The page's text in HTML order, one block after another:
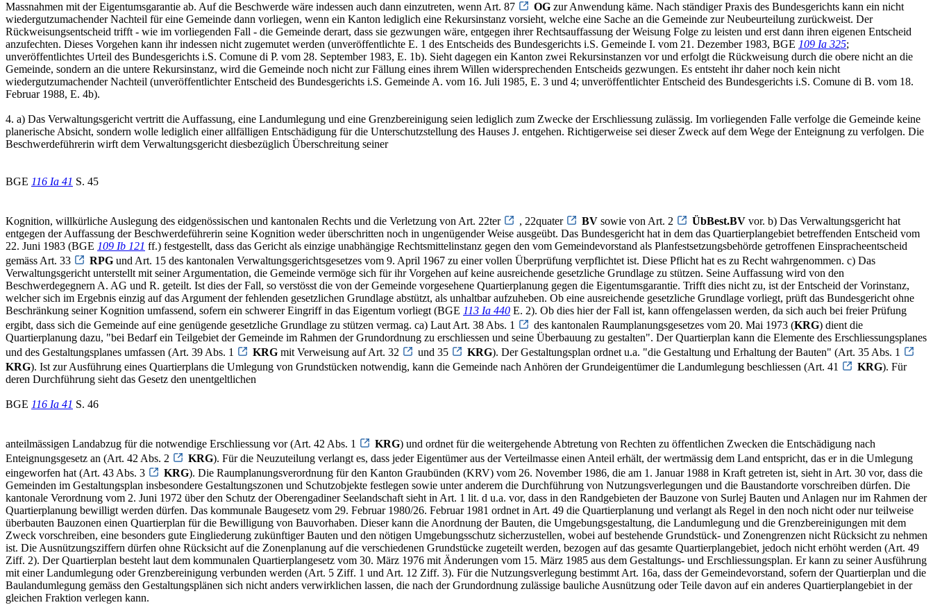
Massnahmen mit der Eigentumsgarantie ab. Auf die Beschwerde wäre indessen auch dann einzutreten, wenn Art. 87
OG zur Anwendung käme. Nach ständiger Praxis des Bundesgerichts kann ein nicht
wiedergutzumachender Nachteil für eine Gemeinde dann vorliegen, wenn ein Kanton lediglich eine Rekursinstanz vorsieht, welche eine Sache an die Gemeinde zur Neubeurteilung zurückweist. Der
Rückweisungsentscheid trifft - wie im vorliegenden Fall - die Gemeinde derart, dass sie gezwungen wäre, entgegen ihrer Rechtsauffassung der Weisung Folge zu leisten und erst dann ihren eigenen Entscheid
anzufechten. Dieses Vorgehen kann ihr indessen nicht zugemutet werden (unveröffentlichte E. 1 des Entscheids des Bundesgerichts i.S. Gemeinde I. vom 21. Dezember 1983, BGE 109 Ia 325;
unveröffentlichtes Urteil des Bundesgerichts i.S. Comune di P. vom 28. September 1983, E. 1b). Sieht dagegen ein Kanton zwei Rekursinstanzen vor und erfolgt die Rückweisung durch die obere nicht an die
Gemeinde, sondern an die untere Rekursinstanz, wird die Gemeinde noch nicht zur Fällung eines ihrem Willen widersprechenden Entscheids gezwungen. Es entsteht ihr daher noch kein nicht
wiedergutzumachender Nachteil (unveröffentlichter Entscheid des Bundesgerichts i.S. Gemeinde A. vom 16. Juli 1985, E. 3 und 4; unveröffentlichter Entscheid des Bundesgerichts i.S. Comune di B. vom 18.
Februar 1988, E. 4b).
4. a) Das Verwaltungsgericht vertritt die Auffassung, eine Landumlegung und eine Grenzbereinigung seien lediglich zum Zwecke der Erschliessung zulässig. Im vorliegenden Falle verfolge die Gemeinde keine
planerische Absicht, sondern wolle lediglich einer allfälligen Entschädigung für die Unterschutzstellung des Hauses J. entgehen. Richtigerweise sei dieser Zweck auf dem Wege der Enteignung zu verfolgen. Die
Beschwerdeführerin wirft dem Verwaltungsgericht diesbezüglich Überschreitung seiner
BGE 116 Ia 41 S. 45
Kognition, willkürliche Auslegung des eidgenössischen und kantonalen Rechts und die Verletzung von Art. 22ter , 22quater BV sowie von Art. 2 ÜbBest.BV vor. b) Das Verwaltungsgericht hat
entgegen der Auffassung der Beschwerdeführerin seine Kognition weder überschritten noch in ungenügender Weise ausgeübt. Das Bundesgericht hat in dem das Quartierplangebiet betreffenden Entscheid vom
22. Juni 1983 (BGE 109 Ib 121 ff.) festgestellt, dass das Gericht als einzige unabhängige Rechtsmittelinstanz gegen den vom Gemeindevorstand als Planfestsetzungsbehörde getroffenen Einspracheentscheid
gemäss Art. 33
RPG und Art. 15 des kantonalen Verwaltungsgerichtsgesetzes vom 9. April 1967 zu einer vollen Überprüfung verpflichtet ist. Diese Pflicht hat es zu Recht wahrgenommen. c) Das
Verwaltungsgericht unterstellt mit seiner Argumentation, die Gemeinde vermöge sich für ihr Vorgehen auf keine ausreichende gesetzliche Grundlage zu stützen. Seine Auffassung wird von den
Beschwerdegegnern A. AG und R. geteilt. Ist dies der Fall, so verstösst die von der Gemeinde vorgesehene Quartierplanung gegen die Eigentumsgarantie. Trifft dies nicht zu, ist der Entscheid der Vorinstanz,
welcher sich im Ergebnis einzig auf das Argument der fehlenden gesetzlichen Grundlage abstützt, als unhaltbar aufzuheben. Ob eine ausreichende gesetzliche Grundlage vorliegt, prüft das Bundesgericht ohne
Beschränkung seiner Kognition umfassend, sofern ein schwerer Eingriff in das Eigentum vorliegt (BGE 113 Ia 440 E. 2). Ob dies hier der Fall ist, kann offengelassen werden, da sich auch bei freier Prüfung
ergibt, dass sich die Gemeinde auf eine genügende gesetzliche Grundlage zu stützen vermag. ca) Laut Art. 38 Abs. 1
des kantonalen Raumplanungsgesetzes vom 20. Mai 1973 (KRG) dient die
Quartierplanung dazu, "bei Bedarf ein Teilgebiet der Gemeinde im Rahmen der Grundordnung zu erschliessen und seine Überbauung zu gestalten". Der Quartierplan kann die Elemente des Erschliessungsplanes
und des Gestaltungsplanes umfassen (Art. 39 Abs. 1
KRG mit Verweisung auf Art. 32 und 35 KRG). Der Gestaltungsplan ordnet u.a. "die Gestaltung und Erhaltung der Bauten" (Art. 35 Abs. 1
KRG). Ist zur Ausführung eines Quartierplans die Umlegung von Grundstücken notwendig, kann die Gemeinde nach Anhören der Grundeigentümer die Landumlegung beschliessen (Art. 41 KRG). Für
deren Durchführung sieht das Gesetz den unentgeltlichen
BGE 116 Ia 41 S. 46
anteilmässigen Landabzug für die notwendige Erschliessung vor (Art. 42 Abs. 1 KRG) und ordnet für die weitergehende Abtretung von Rechten zu öffentlichen Zwecken die Entschädigung nach
Enteignungsgesetz an (Art. 42 Abs. 2
KRG). Für die Neuzuteilung verlangt es, dass jeder Eigentümer aus der Verteilmasse einen Anteil erhält, der wertmässig dem Land entspricht, das er in die Umlegung
eingeworfen hat (Art. 43 Abs. 3
KRG). Die Raumplanungsverordnung für den Kanton Graubünden (KRV) vom 26. November 1986, die am 1. Januar 1988 in Kraft getreten ist, sieht in Art. 30 vor, dass die
Gemeinden im Gestaltungsplan insbesondere Gestaltungszonen und Schutzobjekte festlegen sowie unter anderem die Durchführung von Nutzungsverlegungen und die Baustandorte vorschreiben dürfen. Die
kantonale Verordnung vom 2. Juni 1972 über den Schutz der Oberengadiner Seelandschaft sieht in Art. 1 lit. d u.a. vor, dass in den Randgebieten der Bauzone von Surlej Bauten und Anlagen nur im Rahmen der
Quartierplanung bewilligt werden dürfen. Das kommunale Baugesetz vom 29. Februar 1980/26. Februar 1981 ordnet in Art. 49 die Quartierplanung und verlangt als Regel in den noch nicht oder nur teilweise
überbauten Bauzonen einen Quartierplan für die Bewilligung von Bauvorhaben. Dieser kann die Anordnung der Bauten, die Umgebungsgestaltung, die Landumlegung und die Grenzbereinigungen mit dem
Zweck vorschreiben, eine besonders gute Eingliederung zukünftiger Bauten und den nötigen Umgebungsschutz sicherzustellen, wobei auf bestehende Grundstück- und Zonengrenzen nicht Rücksicht zu nehmen
ist. Die Ausnützungsziffern dürfen ohne Rücksicht auf die Zonenplanung auf die verschiedenen Grundstücke zugeteilt werden, bezogen auf das gesamte Quartierplangebiet, jedoch nicht erhöht werden (Art. 49
Ziff. 2). Der Quartierplan besteht laut dem kommunalen Quartierplangesetz vom 30. März 1976 mit Änderungen vom 15. März 1985 aus dem Gestaltungs- und Erschliessungsplan. Er kann zu seiner Ausführung
mit einer Landumlegung oder Grenzbereinigung verbunden werden (Art. 5 Ziff. 1 und Art. 12 Ziff. 3). Für die Nutzungsverlegung bestimmt Art. 16a, dass der Gemeindevorstand, sofern der Quartierplan und die
Baulandumlegung gemäss den Gestaltungsplänen sich nicht anders verwirklichen lassen, die nach der Grundordnung zulässige bauliche Ausnützung oder Teile davon auf ein anderes Quartierplangebiet in der
gleichen Fraktion verlegen kann.